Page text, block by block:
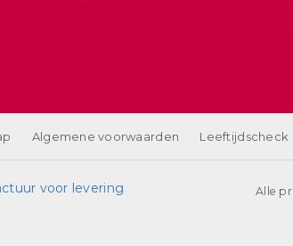
Algemene voorwaarden Leeftijdscheck
Alle